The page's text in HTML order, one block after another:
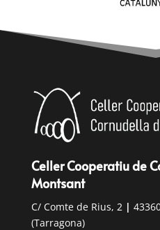
Celler Cooperatiu de
Montsant
C/ Comte de Rius, 2 |
(Tarragona)